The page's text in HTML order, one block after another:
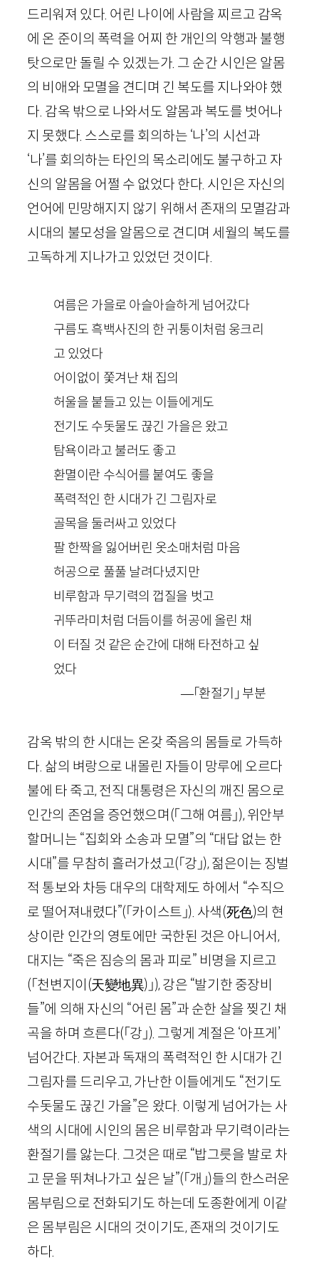
드리워져 있다. 어린 나이에 사람을 찌르고 감옥
에 온 준이의 폭력을 어찌 한 개인의 악행과 불행
탓으로만 돌릴 수 있겠는가. 그 순간 시인은 알몸
의 비애와 모멸을 견디며 긴 복도를 지나와야 했
다. 감옥 밖으로 나와서도 알몸과 복도를 벗어나
지 못했다. 스스로를 회의하는 ‘나’의 시선과
‘나’를 회의하는 타인의 목소리에도 불구하고 자
신의 알몸을 어쩔 수 없었다 한다. 시인은 자신의
언어에 민망해지지 않기 위해서 존재의 모멸감과
시대의 불모성을 알몸으로 견디며 세월의 복도를
고독하게 지나가고 있었던 것이다.
여름은 가을로 아슬아슬하게 넘어갔다
구름도 흑백사진의 한 귀퉁이처럼 웅크리
고 있었다
어이없이 쫓겨난 채 집의
허울을 붙들고 있는 이들에게도
전기도 수돗물도 끊긴 가을은 왔고
탐욕이라고 불러도 좋고
환멸이란 수식어를 붙여도 좋을
폭력적인 한 시대가 긴 그림자로
골목을 둘러싸고 있었다
팔 한짝을 잃어버린 옷소매처럼 마음
허공으로 풀풀 날려다녔지만
비루함과 무기력의 껍질을 벗고
귀뚜라미처럼 더듬이를 허공에 올린 채
이 터질 것 같은 순간에 대해 타전하고 싶
었다
—「환절기」 부분
감옥 밖의 한 시대는 온갖 죽음의 몸들로 가득하
다. 삶의 벼랑으로 내몰린 자들이 망루에 오르다
불에 타 죽고, 전직 대통령은 자신의 깨진 몸으로
인간의 존엄을 증언했으며 (「그해 여름」), 위안부
할머니는 “집회와 소송과 모멸”의 “대답 없는 한
시대”를 무참히 흘러가셨고(「강」), 젊은이는 징벌
적 통보와 차등 대우의 대학제도 하에서 “수직으
로 떨어져내렸다”(「카이스트」). 사색(死色)의 현
상이란 인간의 영토에만 국한된 것은 아니어서,
대지는 “죽은 짐승의 몸과 피로” 비명을 지르고
(「천변지이(天變地異)」), 강은 “발기한 중장비
들”에 의해 자신의 “어린 몸”과 순한 살을 찢긴 채
곡을 하며 흐른다(「강」). 그렇게 계절은 ‘아프게’
넘어간다. 자본과 독재의 폭력적인 한 시대가 긴
그림자를 드리우고, 가난한 이들에게도 “전기도
수돗물도 끊긴 가을”은 왔다. 이렇게 넘어가는 사
색의 시대에 시인의 몸은 비루함과 무기력이라는
환절기를 앓는다. 그것은 때로 “밥그릇을 발로 차
고 문을 뛰쳐나가고 싶은 날”(「개」)들의 한스러운
몸부림으로 전화되기도 하는데 도종환에게 이같
은 몸부림은 시대의 것이기도, 존재의 것이기도
하다.